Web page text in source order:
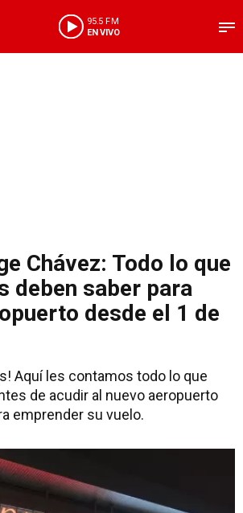
95.5 FM
EN VIVO
Chávez: Todo lo que
deben saber para
desde el 1 de
Aquí les contamos todo lo que
de acudir al nuevo aeropuerto
emprender su vuelo.